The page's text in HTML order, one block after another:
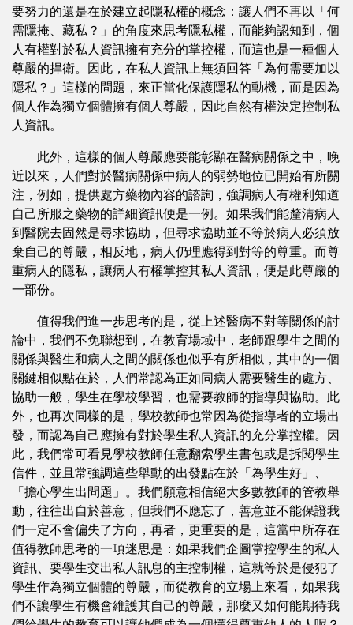
要努力的還是在於建立起隱私權的概念：讓人們不再以「何
需隱掩、藏私？」的角度來思考隱私權，而能夠認知到，個
人有權對於私人資訊擁有充分的掌控權，而這也是一種個人
尊嚴的捍衛。因此，在私人資訊上無須回答「為何需要加以
隱私？」這樣的問題，來正當化保護隱私的動機，而是因為
個人作為獨立個體擁有個人尊嚴，因此自然有權決定控制私
人資訊。
此外，這樣的個人尊嚴應要能彰顯在醫病關係之中，晚
近以來，人們對於醫病關係中病人的弱勢地位已開始有所關
注，例如，提供處方藥物內容的諮詢，強調病人有權利知道
自己所服之藥物的詳細資訊便是一例。如果我們能釐清病人
到醫院去固然是尋求協助，但尋求協助並不等於病人必須放
棄自己的尊嚴，相反地，病人仍理應得到對等的尊重。而尊
重病人的隱私，讓病人有權掌控其私人資訊，便是此尊嚴的
一部份。
值得我們進一步思考的是，從上述醫病不對等關係的討
論中，我們不免聯想到，在教育場域中，老師跟學生之間的
關係與醫生和病人之間的關係也似乎有所相似，其中的一個
關鍵相似點在於，人們常認為正如同病人需要醫生的處方、
協助一般，學生在學校學習，也需要教師的指導與協助。此
外，也再次同樣的是，學校教師也常因為從指導者的立場出
發，而認為自己應擁有對於學生私人資訊的充分掌控權。因
此，我們常可看見學校教師任意翻索學生書包或是拆閱學生
信件，並且常強調這些舉動的出發點在於「為學生好」、
「擔心學生出問題」。我們願意相信絕大多數教師的管教舉
動，往往出自於善意，但我們不應忘了，善意並不能保證我
們一定不會偏失了方向，再者，更重要的是，這當中所存在
值得教師思考的一項迷思是：如果我們企圖掌控學生的私人
資訊、要學生交出私人訊息的主控制權，這就等於是侵犯了
學生作為獨立個體的尊嚴，而從教育的立場上來看，如果我
們不讓學生有機會維護其自己的尊嚴，那麼又如何能期待我